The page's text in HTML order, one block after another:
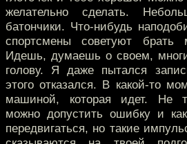
желательно сделать.
батончики. Что-нибудь
спортсмены советуют брать
Идешь, думаешь о своем,
голову. Я даже пытался
этого отказался. В какой-то
машиной, которая идет. Не
можно допустить ошибку и
передвигаться, но такие